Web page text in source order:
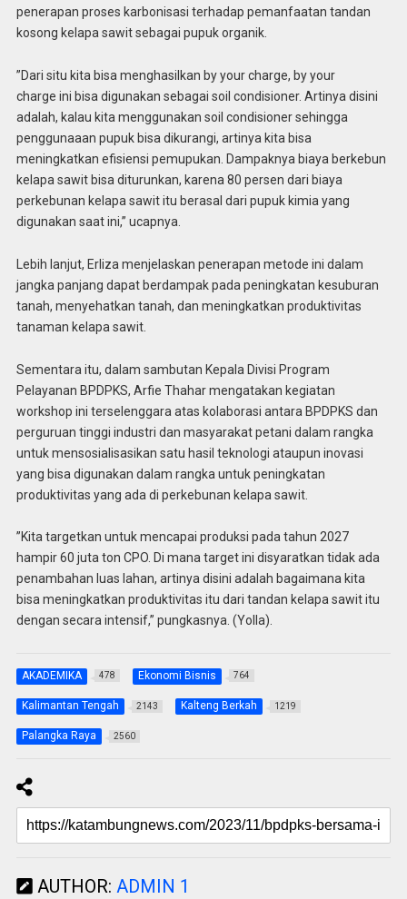
penerapan proses karbonisasi terhadap pemanfaatan tandan
kosong kelapa sawit sebagai pupuk organik.
”Dari situ kita bisa menghasilkan by your charge, by your
charge ini bisa digunakan sebagai soil condisioner. Artinya disini
adalah, kalau kita menggunakan soil condisioner sehingga
penggunaaan pupuk bisa dikurangi, artinya kita bisa
meningkatkan efisiensi pemupukan. Dampaknya biaya berkebun
kelapa sawit bisa diturunkan, karena 80 persen dari biaya
perkebunan kelapa sawit itu berasal dari pupuk kimia yang
digunakan saat ini,” ucapnya.
Lebih lanjut, Erliza menjelaskan penerapan metode ini dalam
jangka panjang dapat berdampak pada peningkatan kesuburan
tanah, menyehatkan tanah, dan meningkatkan produktivitas
tanaman kelapa sawit.
Sementara itu, dalam sambutan Kepala Divisi Program
Pelayanan BPDPKS, Arfie Thahar mengatakan kegiatan
workshop ini terselenggara atas kolaborasi antara BPDPKS dan
perguruan tinggi industri dan masyarakat petani dalam rangka
untuk mensosialisasikan satu hasil teknologi ataupun inovasi
yang bisa digunakan dalam rangka untuk peningkatan
produktivitas yang ada di perkebunan kelapa sawit.
”Kita targetkan untuk mencapai produksi pada tahun 2027
hampir 60 juta ton CPO. Di mana target ini disyaratkan tidak ada
penambahan luas lahan, artinya disini adalah bagaimana kita
bisa meningkatkan produktivitas itu dari tandan kelapa sawit itu
dengan secara intensif,” pungkasnya. (Yolla).
AKADEMIKA 478 Ekonomi Bisnis 764
Kalimantan Tengah 2143 Kalteng Berkah 1219
Palangka Raya 2560
AUTHOR: ADMIN 1